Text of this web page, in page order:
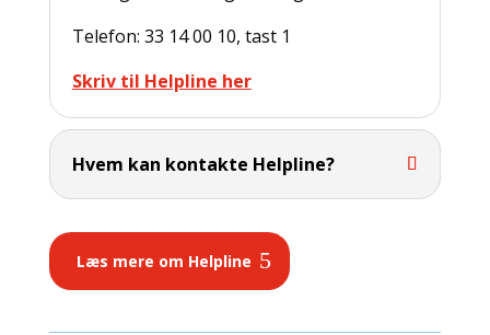
Telefon: 33 14 00 10, tast 1
Skriv til Helpline her
Hvem kan kontakte Helpline?
Læs mere om Helpline